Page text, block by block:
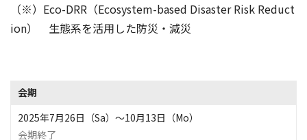
（※）Eco-DRR（Ecosystem-based Disaster Risk Reduct
ion） 生態系を活用した防災・減災
会期
2025年7月26日（Sa）〜10月13日（Mo）
会期終了